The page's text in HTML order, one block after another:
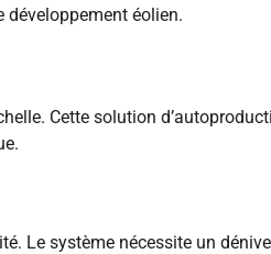
développement éolien.
Cette solution
Le système nécessite un